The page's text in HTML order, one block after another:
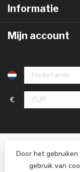
Informatie
Mijn account
€
Door het
gebruik van